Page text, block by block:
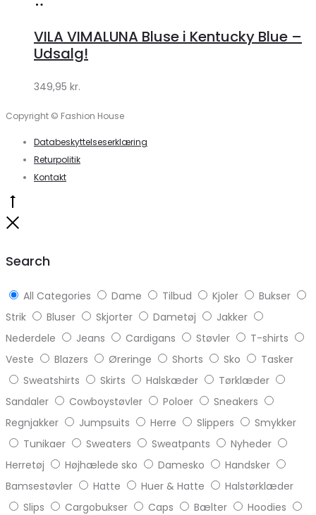
Klædeskabet.dk
VILA VIMALUNA Bluse i Kentucky Blue –
Udsalg!
349,95 kr.
Copyright © Fashion House
Databeskyttelseserklæring
Returpolitik
Kontakt
Search
All Categories Dame Tilbud Kjoler
Bukser
Strik
Bluser Skjorter Dametøj
Jakker
Nederdele
Jeans Cardigans Støvler
T-shirts
Veste
Blazers Øreringe Shorts Sko
Tasker
Sweatshirts
Skirts Halskæder
Tørklæder
Sandaler
Cowboystøvler Poloer
Sneakers
Regnjakker
Jumpsuits Herre Slippers
Smykker
Tunikaer
Sweaters Sweatpants
Nyheder
Herretøj
Højhælede sko Damesko
Handsker
Bamsestøvler
Hatte Huer & Hatte
Halstørklæder
Slips
Cargobukser Caps Bælter
Hoodies